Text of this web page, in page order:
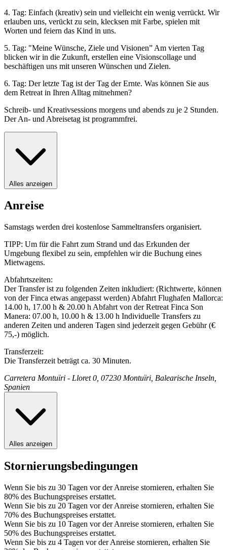
4. Tag: Einfach (kreativ) sein und vielleicht ein wenig verrückt. Wir
erlauben uns, verückt zu sein, klecksen mit Farbe, spielen mit
Worten und feiern das Kind in uns.
5. Tag: "Meine Wünsche, Ziele und Visionen” Am vierten Tag
blicken wir in die Zukunft, erstellen eine Visionscollage und
beschäftigen uns mit unseren Wünschen und Zielen.
6. Tag: Der letzte Tag ist der Tag der Ernte. Was können Sie aus
dem Retreat in Ihren Alltag mitnehmen?
Schreib- und Kreativsessions morgens und abends zu je 2 Stunden.
Der An- und Abreisetag ist programmfrei.
Alles anzeigen
Anreise
Samstags werden drei kostenlose Sammeltransfers organisiert.
TIPP: Um für die Fahrt zum Strand und das Erkunden der
Umgebung flexibel zu sein, empfehlen wir die Buchung eines
Mietwagens.
Abfahrtszeiten:
Der Transfer ist zu folgenden Zeiten inkludiert: (Richtwerte, können
von der Finca etwas angepasst werden) Abfahrt Flughafen Mallorca:
14.00 h, 17.00 h & 20.00 h Abfahrt von der Retreat Finca Son
Manera: 07.00 h, 10.00 h & 13.00 h Individuelle Transfers zu
anderen Zeiten und anderen Tagen sind jederzeit gegen Gebühr (€
75,-) möglich.
Transferzeit:
Die Transferzeit beträgt ca. 30 Minuten.
Carretera Montuïri - Lloret 0, 07230 Montuïri, Balearische Inseln,
Spanien
Alles anzeigen
Stornierungsbedingungen
Wenn Sie bis zu 30 Tagen vor der Anreise stornieren, erhalten Sie
80% des Buchungspreises erstattet.
Wenn Sie bis zu 20 Tagen vor der Anreise stornieren, erhalten Sie
70% des Buchungspreises erstattet.
Wenn Sie bis zu 10 Tagen vor der Anreise stornieren, erhalten Sie
50% des Buchungspreises erstattet.
Wenn Sie bis zu 4 Tagen vor der Anreise stornieren, erhalten Sie